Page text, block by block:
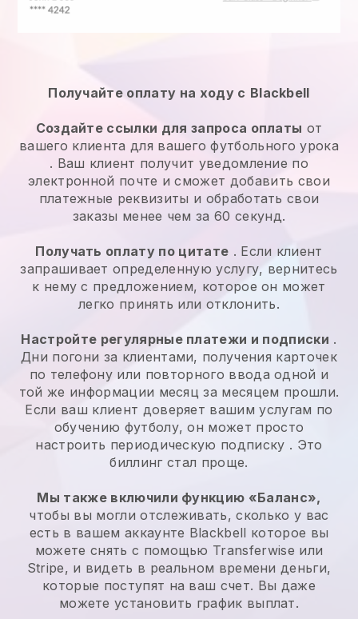
Получайте оплату на ходу с Blackbell
Создайте ссылки для запроса оплаты от
вашего клиента для вашего футбольного урока
. Ваш клиент получит уведомление по
электронной почте и сможет добавить свои
платежные реквизиты и обработать свои
заказы менее чем за 60 секунд.
Получать оплату по цитате . Если клиент
запрашивает определенную услугу, вернитесь
к нему с предложением, которое он может
легко принять или отклонить.
Настройте регулярные платежи и подписки .
Дни погони за клиентами, получения карточек
по телефону или повторного ввода одной и
той же информации месяц за месяцем прошли.
Если ваш клиент доверяет вашим услугам по
обучению футболу, он может просто
настроить периодическую подписку . Это
биллинг стал проще.
Мы также включили функцию «Баланс»,
чтобы вы могли отслеживать, сколько у вас
есть в вашем аккаунте Blackbell которое вы
можете снять с помощью Transferwise или
Stripe, и видеть в реальном времени деньги,
которые поступят на ваш счет. Вы даже
можете установить график выплат.